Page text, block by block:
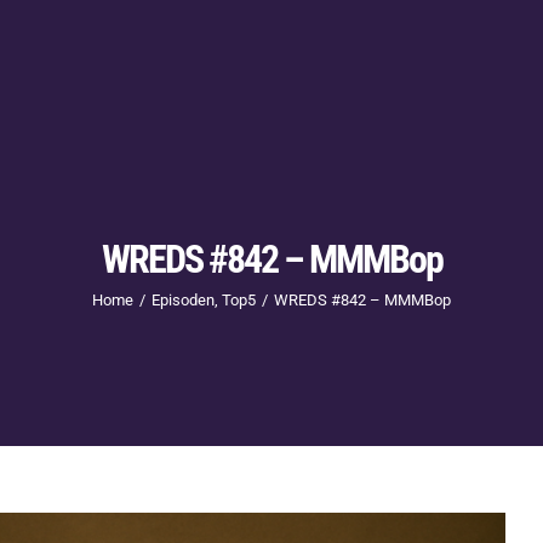
WREDS #842 – MMMBop
Home Episoden Top5 WREDS #842 – MMMBop